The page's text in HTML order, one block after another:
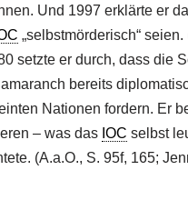
Und 1997 erklärte er
„selbstmörderisch“
setzte er durch, dass die
bereits
Nationen fordern. Er
– was das IOC selbst
(A.a.O., S. 95f, 165;